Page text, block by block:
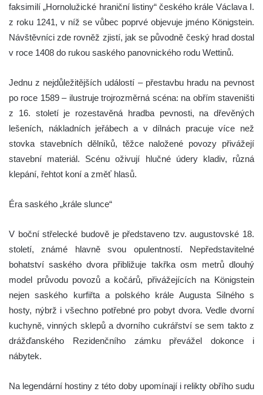
faksimilí „Hornolužické hraniční listiny“ českého krále Václava I.
z roku 1241, v níž se vůbec poprvé objevuje jméno Königstein.
Návštěvníci zde rovněž zjistí, jak se původně český hrad dostal
v roce 1408 do rukou saského panovnického rodu Wettinů.
Jednu z nejdůležitějších událostí – přestavbu hradu na pevnost
po roce 1589 – ilustruje trojrozměrná scéna: na obřím staveništi
z 16. století je rozestavěná hradba pevnosti, na dřevěných
lešeních, nákladních jeřábech a v dílnách pracuje více než
stovka stavebních dělníků, těžce naložené povozy přivážejí
stavební materiál. Scénu oživují hlučné údery kladiv, různá
klepání, řehtot koní a změť hlasů.
Éra saského „krále slunce“
V boční střelecké budově je představeno tzv. augustovské 18.
století, známé hlavně svou opulentností. Nepředstavitelné
bohatství saského dvora přibližuje takřka osm metrů dlouhý
model průvodu povozů a kočárů, přivážejících na Königstein
nejen saského kurfiřta a polského krále Augusta Silného s
hosty, nýbrž i všechno potřebné pro pobyt dvora. Vedle dvorní
kuchyně, vinných sklepů a dvorního cukrářství se sem takto z
drážďanského Rezidenčního zámku převážel dokonce i
nábytek.
Na legendární hostiny z této doby upomínají i relikty obřího sudu